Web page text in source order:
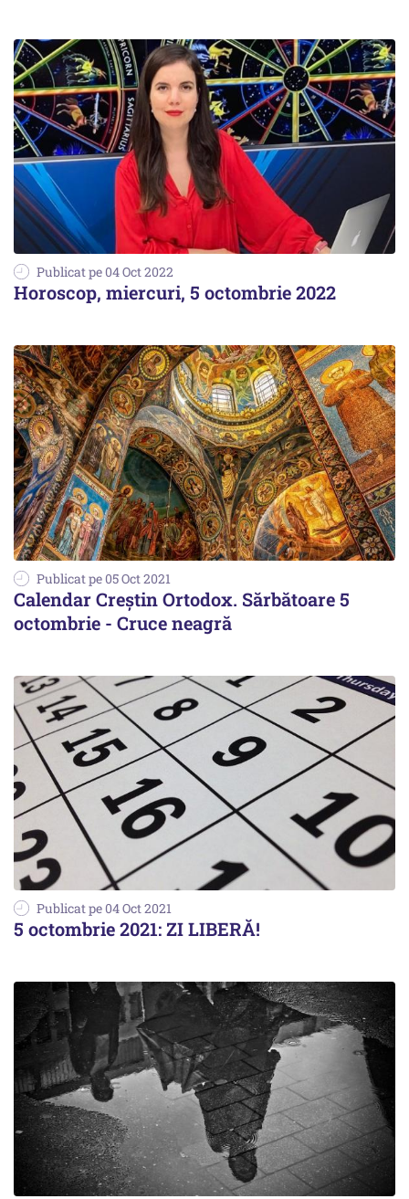
Publicat pe 04 Oct 2022
Horoscop, miercuri, 5 octombrie 2022
Publicat pe 05 Oct 2021
Calendar Creștin Ortodox. Sărbătoare 5
octombrie - Cruce neagră
Publicat pe 04 Oct 2021
5 octombrie 2021: ZI LIBERĂ!